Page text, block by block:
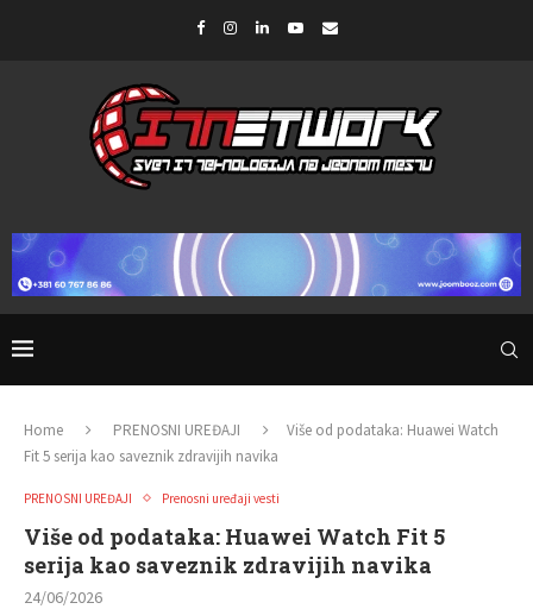
Home PRENOSNI UREĐAJI
Više od podataka: Huawei Watch
Fit 5 serija kao saveznik zdravijih navika
PRENOSNI UREĐAJI Prenosni uređaji vesti
Više od podataka: Huawei Watch Fit 5
serija kao saveznik zdravijih navika
24/06/2026